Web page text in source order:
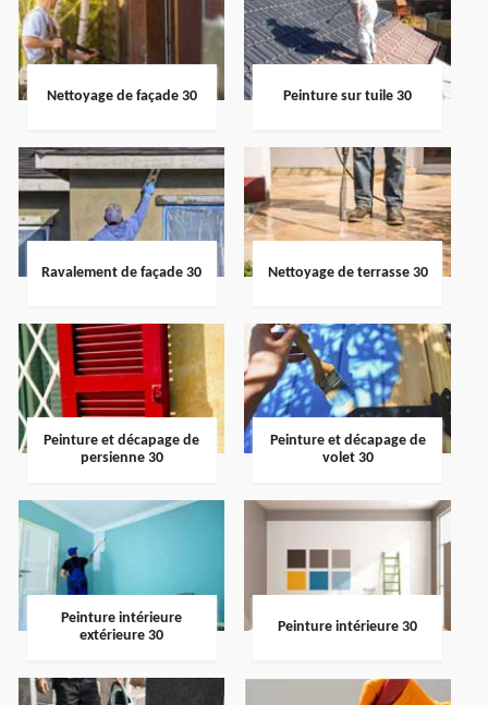
Nettoyage de façade 30 Peinture sur tuile 30
Ravalement de façade 30 Nettoyage de terrasse 30
Peinture et décapage de
persienne 30
Peinture et décapage de
volet 30
Peinture intérieure
extérieure 30
Peinture intérieure 30